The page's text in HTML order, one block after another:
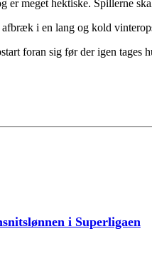
er meget hektiske. Spillerne
i en lang og kold
foran sig før der igen
i Superligaen